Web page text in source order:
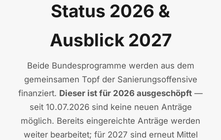
Status 2026 &
Ausblick 2027
Beide Bundesprogramme werden aus dem
gemeinsamen Topf der Sanierungsoffensive
finanziert. Dieser ist für 2026 ausgeschöpft —
seit 10.07.2026 sind keine neuen Anträge
möglich. Bereits eingereichte Anträge werden
weiter bearbeitet; für 2027 sind erneut Mittel